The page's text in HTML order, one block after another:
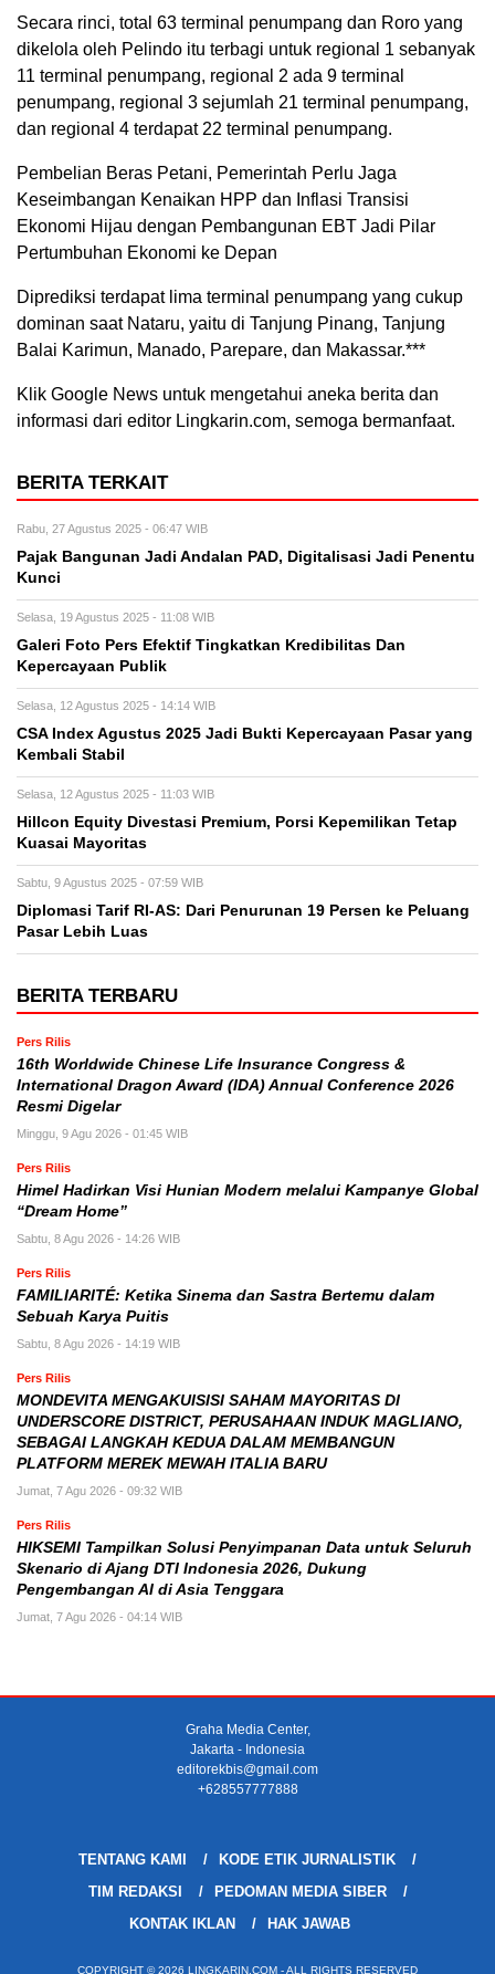
Secara rinci, total 63 terminal penumpang dan Roro yang
dikelola oleh Pelindo itu terbagi untuk regional 1 sebanyak
11 terminal penumpang, regional 2 ada 9 terminal
penumpang, regional 3 sejumlah 21 terminal penumpang,
dan regional 4 terdapat 22 terminal penumpang.
Pembelian Beras Petani, Pemerintah Perlu Jaga
Keseimbangan Kenaikan HPP dan Inflasi Transisi
Ekonomi Hijau dengan Pembangunan EBT Jadi Pilar
Pertumbuhan Ekonomi ke Depan
Diprediksi terdapat lima terminal penumpang yang cukup
dominan saat Nataru, yaitu di Tanjung Pinang, Tanjung
Balai Karimun, Manado, Parepare, dan Makassar.***
Klik Google News untuk mengetahui aneka berita dan
informasi dari editor Lingkarin.com, semoga bermanfaat.
BERITA TERKAIT
Rabu, 27 Agustus 2025 - 06:47 WIB
Pajak Bangunan Jadi Andalan PAD, Digitalisasi Jadi Penentu
Kunci
Selasa, 19 Agustus 2025 - 11:08 WIB
Galeri Foto Pers Efektif Tingkatkan Kredibilitas Dan
Kepercayaan Publik
Selasa, 12 Agustus 2025 - 14:14 WIB
CSA Index Agustus 2025 Jadi Bukti Kepercayaan Pasar yang
Kembali Stabil
Selasa, 12 Agustus 2025 - 11:03 WIB
Hillcon Equity Divestasi Premium, Porsi Kepemilikan Tetap
Kuasai Mayoritas
Sabtu, 9 Agustus 2025 - 07:59 WIB
Diplomasi Tarif RI-AS: Dari Penurunan 19 Persen ke Peluang
Pasar Lebih Luas
BERITA TERBARU
Pers Rilis
16th Worldwide Chinese Life Insurance Congress &
International Dragon Award (IDA) Annual Conference 2026
Resmi Digelar
Minggu, 9 Agu 2026 - 01:45 WIB
Pers Rilis
Himel Hadirkan Visi Hunian Modern melalui Kampanye Global
“Dream Home”
Sabtu, 8 Agu 2026 - 14:26 WIB
Pers Rilis
FAMILIARITÉ: Ketika Sinema dan Sastra Bertemu dalam
Sebuah Karya Puitis
Sabtu, 8 Agu 2026 - 14:19 WIB
Pers Rilis
MONDEVITA MENGAKUISISI SAHAM MAYORITAS DI
UNDERSCORE DISTRICT, PERUSAHAAN INDUK MAGLIANO,
SEBAGAI LANGKAH KEDUA DALAM MEMBANGUN
PLATFORM MEREK MEWAH ITALIA BARU
Jumat, 7 Agu 2026 - 09:32 WIB
Pers Rilis
HIKSEMI Tampilkan Solusi Penyimpanan Data untuk Seluruh
Skenario di Ajang DTI Indonesia 2026, Dukung
Pengembangan AI di Asia Tenggara
Jumat, 7 Agu 2026 - 04:14 WIB
Graha Media Center,
Jakarta - Indonesia
editorekbis@gmail.com
+628557777888
TENTANG KAMI
KODE ETIK JURNALISTIK
TIM REDAKSI
PEDOMAN MEDIA SIBER
KONTAK IKLAN
HAK JAWAB
COPYRIGHT © 2026 LINGKARIN.COM - ALL RIGHTS RESERVED